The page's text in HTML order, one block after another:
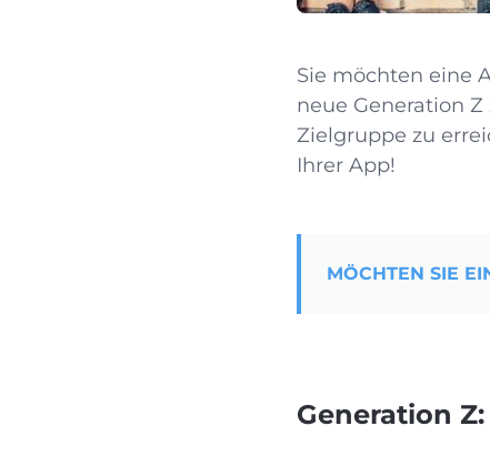
Sie möchten eine
neue Generation
Zielgruppe zu
Ihrer App!
MÖCHTEN SIE
Generation